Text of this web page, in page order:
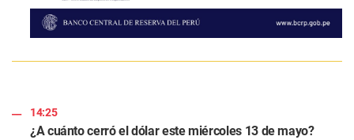
14:25
¿A cuánto cerró el dólar este miércoles 13 de mayo?